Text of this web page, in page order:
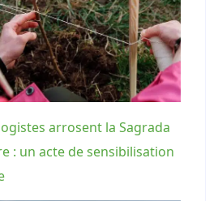
arrosent la Sagrada
: un acte de sensibilisation